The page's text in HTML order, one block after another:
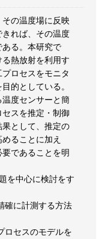
の温度場に反映
れば、その温度
る。本研究で
熱放射を利用す
ロセスをモニタ
的としている。
度センサーと簡
スを推定・制御
として、推定の
ることに加え
であることを明
を中心に検討をす
確に計測する方法
ロセスのモデルを